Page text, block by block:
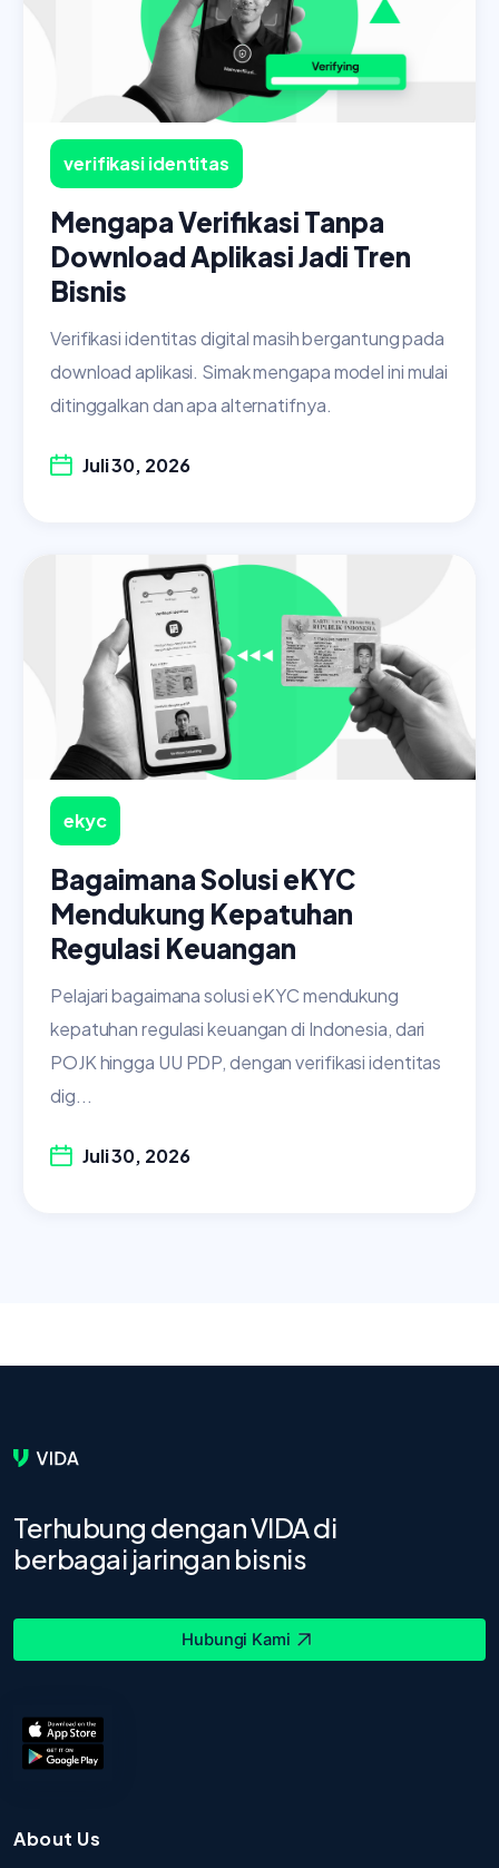
verifikasi identitas
Mengapa Verifikasi Tanpa
Download Aplikasi Jadi Tren
Bisnis
Verifikasi identitas digital masih bergantung pada
download aplikasi. Simak mengapa model ini mulai
ditinggalkan dan apa alternatifnya.
Juli 30, 2026
ekyc
Bagaimana Solusi eKYC
Mendukung Kepatuhan
Regulasi Keuangan
Pelajari bagaimana solusi eKYC mendukung
kepatuhan regulasi keuangan di Indonesia, dari
POJK hingga UU PDP, dengan verifikasi identitas
dig...
Juli 30, 2026
Terhubung dengan VIDA di
berbagai jaringan bisnis
Hubungi Kami
About Us